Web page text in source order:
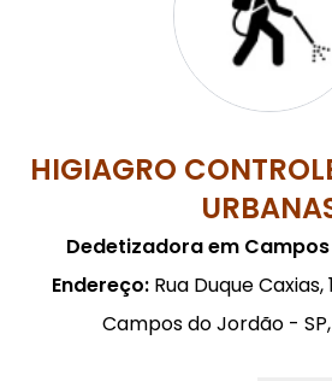
HIGIAGRO
Dedetizadora em
Endereço:Rua Duque
Campos do Jordão -